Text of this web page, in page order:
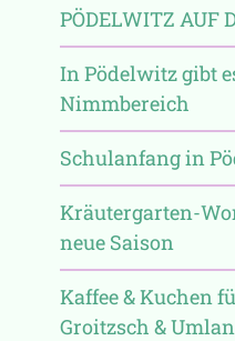
PÖDELWITZ AUF
In Pödelwitz gibt
Nimmbereich
Schulanfang in
Kräutergarten-
neue Saison
Kaffee & Kuchen
Groitzsch &